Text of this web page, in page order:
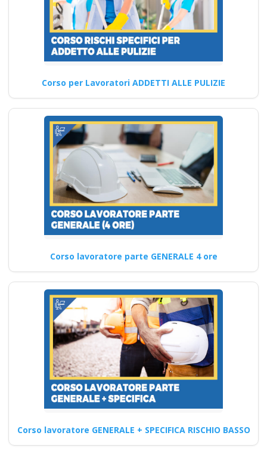
Quali sono i principali criteri di
valutazione della
soddisfazione dei partecipanti
ai…
Modulo Cantieri:
Tecniche Avanzate e
Strategie per i Datori
di Lavoro
Aggiornamento normativo per
sicurezza Formazione Mista
sull'Integrazione del…
Continua
Corsi avanzati di
formazione sui rischi
alti per i lavoratori
Quali sono le responsabilità
Corso per Lavoratori ADDETTI ALLE PULIZIE
Corso lavoratore parte GENERALE 4 ore
Corso lavoratore GENERALE + SPECIFICA RISCHIO BASSO